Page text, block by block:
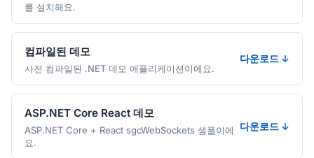
를 설치해요.
컴파일된 데모
사전 컴파일된 .NET 데모 애플리케이션이에요.
다운로드 ↓
ASP.NET Core React 데모
ASP.NET Core + React sgcWebSockets 샘플이에
요.
다운로드 ↓